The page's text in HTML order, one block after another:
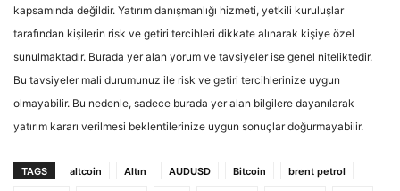
kapsamında değildir. Yatırım danışmanlığı hizmeti, yetkili kuruluşlar
tarafından kişilerin risk ve getiri tercihleri dikkate alınarak kişiye özel
sunulmaktadır. Burada yer alan yorum ve tavsiyeler ise genel niteliktedir.
Bu tavsiyeler mali durumunuz ile risk ve getiri tercihlerinize uygun
olmayabilir. Bu nedenle, sadece burada yer alan bilgilere dayanılarak
yatırım kararı verilmesi beklentilerinize uygun sonuçlar doğurmayabilir.
TAGS altcoin Altın AUDUSD Bitcoin
brent petrol